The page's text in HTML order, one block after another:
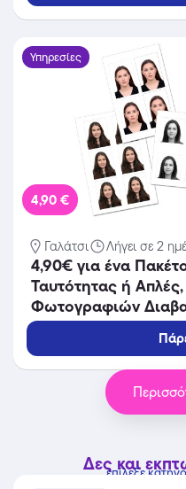
Υπηρεσίες
4,90 €
Γαλάτσι Λήγει σε 2
4,90€ για ένα
Ταυτότητας ή
Φωτογραφιών
Ταυτότητας, στο
Κρικζώνης στο
Δες και
επίλεξε